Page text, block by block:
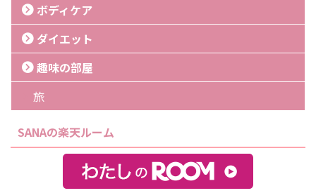
ボディケア
ダイエット
趣味の部屋
旅
SANAの楽天ルーム